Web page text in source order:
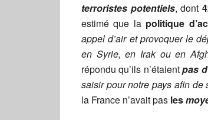
terroristes potentiels, dont
estimé que lapolitique
appel d’air et provoquer le
en Syrie, en Irak ou en
répondu qu’ils n’étaientpas
saisir pour notre pays afin de
la France n’avait pas les